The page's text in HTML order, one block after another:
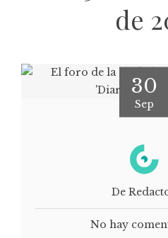
de
30
Sep
De
No hay